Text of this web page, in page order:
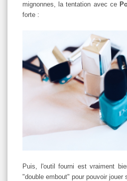
mignonnes, la tentation avec ce
forte :
Puis, l'outil fourni est vraiment
"double embout" pour pouvoir jouer